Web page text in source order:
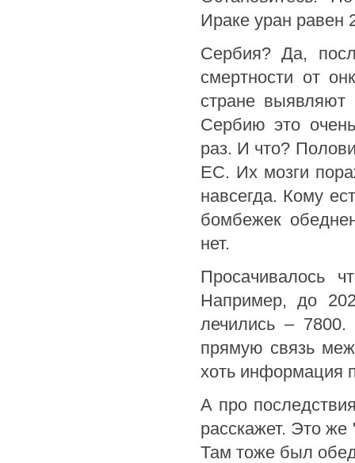
Ираке уран
Сербия? Да,
смертности от
стране
Сербию это
раз. И что?
ЕС. Их мозги
навсегда. Кому
бомбежек
нет.
Просачивалось
Например, до
лечились –
прямую связь
хоть информация
А про
расскажет. Это же
Там тоже был